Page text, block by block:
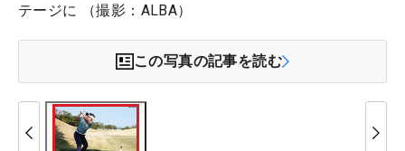
テージに （撮影：ALBA）
この写真の記事を読む